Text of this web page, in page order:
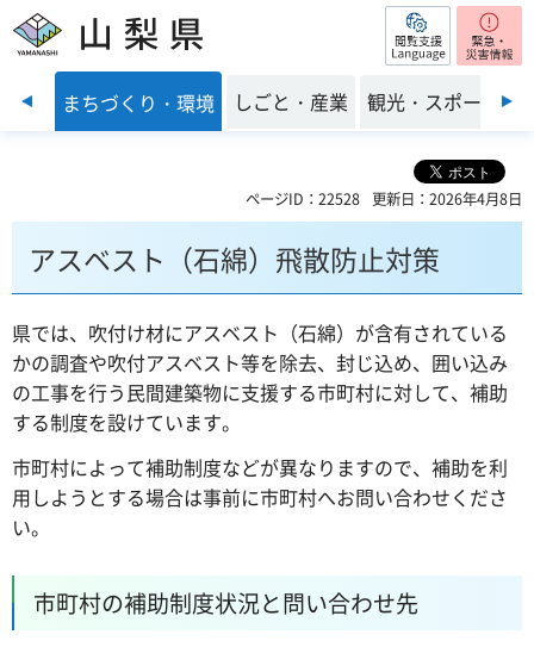
山梨県 閲覧支援
祉 まちづくり・環境 しごと・産業 観光・スポーツ
ページID：22528 更新日：2026年4月8日
アスベスト（石綿）飛散防止対策
県では、吹付け材にアスベスト（石綿）が含有されている
かの調査や吹付アスベスト等を除去、封じ込め、囲い込み
の工事を行う民間建築物に支援する市町村に対して、補助
する制度を設けています。
市町村によって補助制度などが異なりますので、補助を利
用しようとする場合は事前に市町村へお問い合わせくださ
い。
市町村の補助制度状況と問い合わせ先